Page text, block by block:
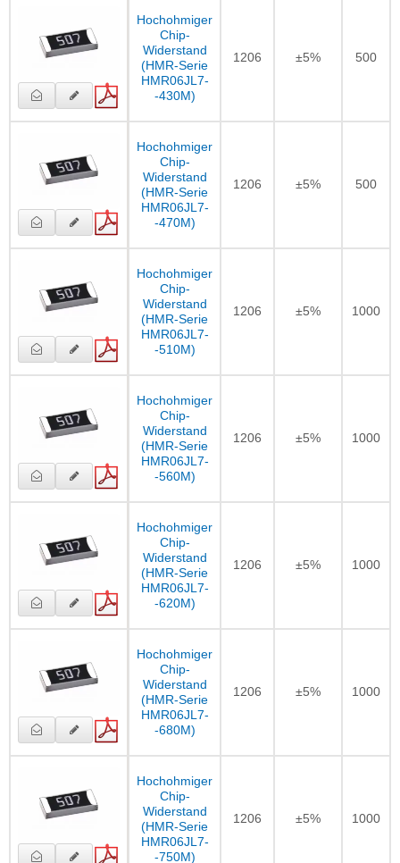
Hochohmiger
Chip-
Widerstand
(HMR-Serie
HMR06JL7-
-430M)
1206 ±5% 500
Hochohmiger
Chip-
Widerstand
(HMR-Serie
HMR06JL7-
-470M)
1206 ±5% 500
Hochohmiger
Chip-
Widerstand
(HMR-Serie
HMR06JL7-
-510M)
1206 ±5% 1000
Hochohmiger
Chip-
Widerstand
(HMR-Serie
HMR06JL7-
-560M)
1206 ±5% 1000
Hochohmiger
Chip-
Widerstand
(HMR-Serie
HMR06JL7-
-620M)
1206 ±5% 1000
Hochohmiger
Chip-
Widerstand
(HMR-Serie
HMR06JL7-
-680M)
1206 ±5% 1000
Hochohmiger
Chip-
Widerstand
(HMR-Serie
HMR06JL7-
-750M)
1206 ±5% 1000